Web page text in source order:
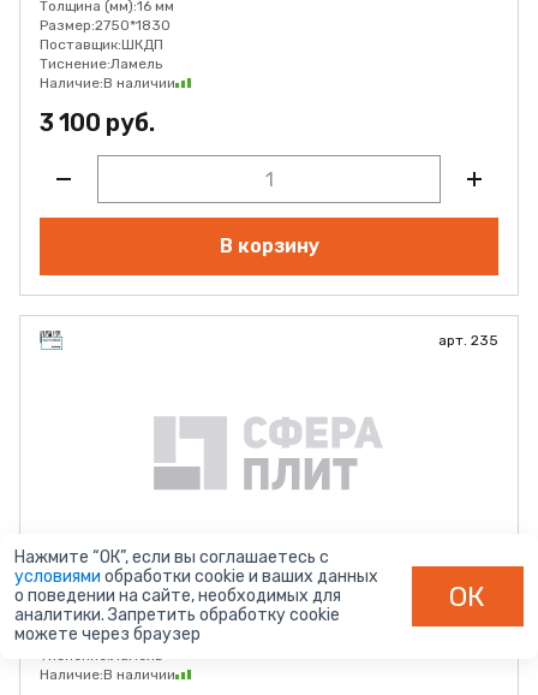
Толщина (мм):16 мм
Размер:2750*1830
Поставщик:ШКДП
Тиснение:Ламель
Наличие:В наличии
3 100 руб.
В корзину
арт. 235
Сосна Винтер 235
Толщина (мм): 16 мм
Размер:2750*1830
Поставщик:ШКДП
Тиснение:Ламель
Наличие:В наличии
Нажмите “ОК”, если вы соглашаетесь с
условиями обработки cookie и ваших данных
о поведении на сайте, необходимых для
аналитики. Запретить обработку cookie
можете через браузер
ОК